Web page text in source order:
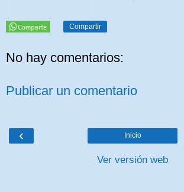
Compartir
No hay comentarios:
Publicar un comentario
‹ Inicio
Ver versión web